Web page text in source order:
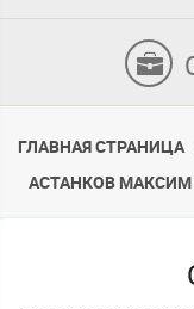
ГЛАВНАЯ СТРАНИЦА
АСТАНКОВ